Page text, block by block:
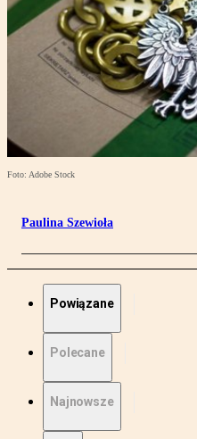
Foto: Adobe Stock
Paulina Szewioła
Powiązane
Polecane
Najnowsze